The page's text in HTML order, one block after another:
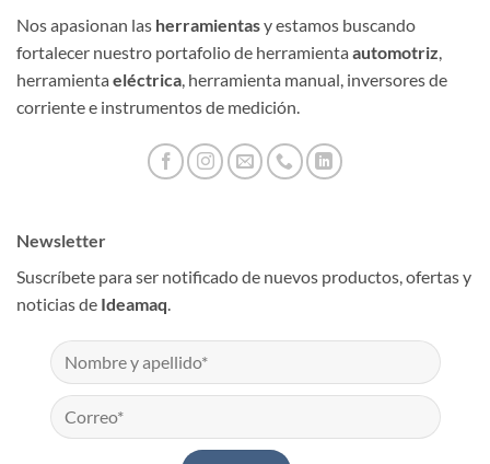
Nos apasionan las herramientasy estamos buscando
fortalecer nuestro portafolio de herramienta automotriz
herramienta eléctrica , herramienta manual, inversores de
corriente e instrumentos de medición.
Newsletter
Suscríbete para ser notificado de nuevos productos, ofertas y
noticias de Ideamaq